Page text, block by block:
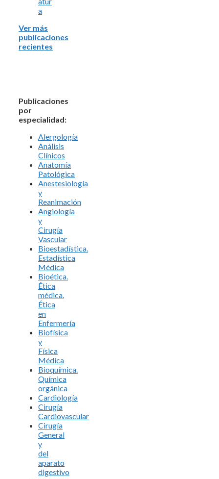
a
Ver más
publicaciones
recientes
Publicaciones
por
especialidad:
Alergología
Análisis
Clínicos
Anatomía
Patológica
Anestesiología
y
Reanimación
Angiología
y
Cirugía
Vascular
Bioestadística.
Estadística
Médica
Bioética.
Ética
médica.
Ética
en
Enfermería
Biofísica
y
Física
Médica
Bioquímica.
Química
orgánica
Cardiología
Cirugía
Cardiovascular
Cirugía
General
y
del
aparato
digestivo